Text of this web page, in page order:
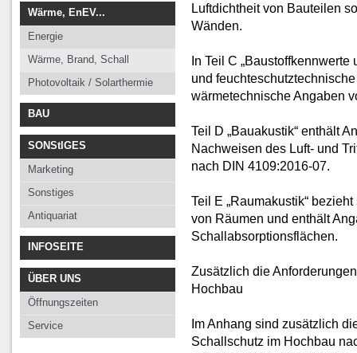
Wärme, EnEV...
Energie
Wärme, Brand, Schall
Photovoltaik / Solarthermie
BAU
SONStIGES
Marketing
Sonstiges
Antiquariat
INFOSEITE
ÜBER UNS
Öffnungszeiten
Service
Luftdichtheit von Bauteilen
Wänden.
In Teil C
und
wärmetechnische Angaben
Teil D „Bauakustik“ enthält
Nachweisen des Luft- und
nach DIN 4109:2016-07.
Teil E „Raumakustik“
von Räumen und enthält
Schallabsorptionsflächen.
Zusätzlich die
Hochbau
Im Anhang sind zusätzlich
Schallschutz im Hochbau